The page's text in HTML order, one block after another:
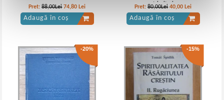
Pret:88,00Lei 74,80 Lei
Adaugă în coș
trimiteri
Pret:80,00Lei 40,00 Lei
Adaugă în coș
-20% -15%